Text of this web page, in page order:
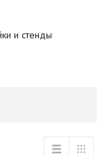
и стенды